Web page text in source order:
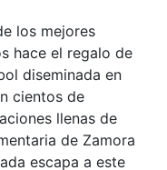
los mejores
hace el regalo de
diseminada en
cientos de
llenas de
de Zamora
escapa a este